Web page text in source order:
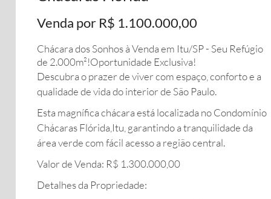
Venda por R$ 1.100.000,00
Chácara dos Sonhos à Venda em Itu/SP - Seu Refúgio
de 2.000m²!Oportunidade Exclusiva!
Descubra o prazer de viver com espaço, conforto e a
qualidade de vida do interior de São Paulo.
Esta magnífica chácara está localizada no Condomínio
Chácaras Flórida,Itu, garantindo a tranquilidade da
área verde com fácil acesso a região central.
Valor de Venda: R$ 1.300.000,00
Detalhes da Propriedade: